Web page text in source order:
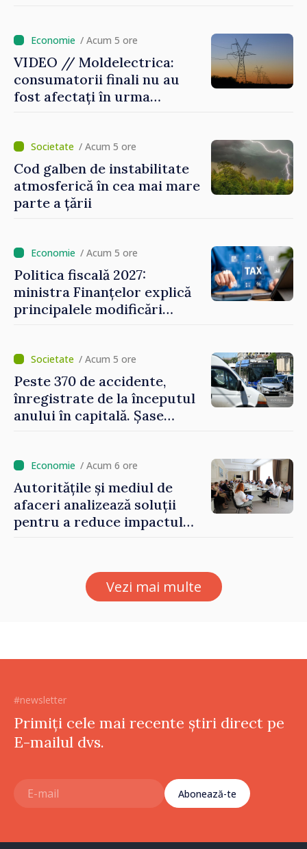
/ Acum 5 ore
VIDEO // Moldelectrica:
consumatorii finali nu au
fost afectați în urma
reparație vor fi efectuate în
regim prioritar
/ Acum 5 ore
Cod galben de instabilitate
atmosferică în cea mai mare
parte a țării
/ Acum 5 ore
Politica fiscală 2027:
ministra Finanțelor explică
principalele modificări
locale și rutiere
/ Acum 5 ore
Peste 370 de accidente,
înregistrate de la începutul
anului în capitală. Șase
/ Acum 6 ore
Autoritățile și mediul de
afaceri analizează soluții
pentru a reduce impactul
Vezi mai multe
#newsletter
Primiți cele mai recente știri direct pe
E-mailul dvs.
Abonează-te